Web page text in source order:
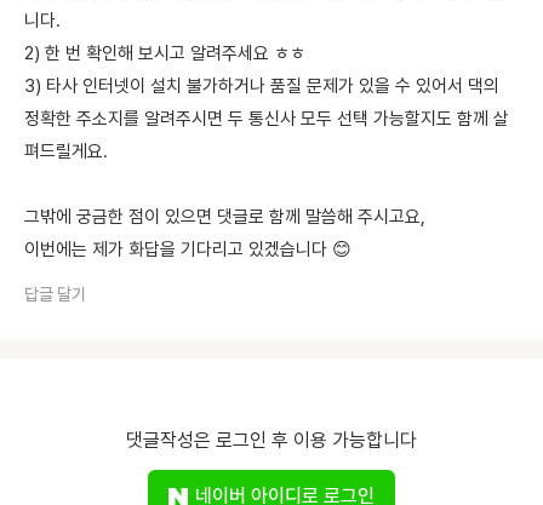
니다.
2) 한 번 확인해 보시고 알려주세요 ㅎㅎ
3) 타사 인터넷이 설치 불가하거나 품질 문제가 있을 수 있어서 댁의
정확한 주소지를 알려주시면 두 통신사 모두 선택 가능할지도 함께 살
펴드릴게요.
그밖에 궁금한 점이 있으면 댓글로 함께 말씀해 주시고요,
이번에는 제가 화답을 기다리고 있겠습니다 😊
답글 달기
댓글작성은 로그인 후 이용 가능합니다
네이버 아이디로 로그인